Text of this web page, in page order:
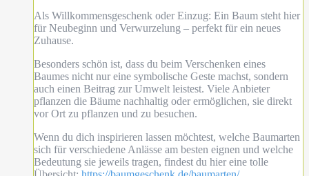
Als Willkommensgeschenk oder Einzug: Ein Baum steht hier
für Neubeginn und Verwurzelung – perfekt für ein neues
Zuhause.
Besonders schön ist, dass du beim Verschenken eines
Baumes nicht nur eine symbolische Geste machst, sondern
auch einen Beitrag zur Umwelt leistest. Viele Anbieter
pflanzen die Bäume nachhaltig oder ermöglichen, sie direkt
vor Ort zu pflanzen und zu besuchen.
Wenn du dich inspirieren lassen möchtest, welche Baumarten
sich für verschiedene Anlässe am besten eignen und welche
Bedeutung sie jeweils tragen, findest du hier eine tolle